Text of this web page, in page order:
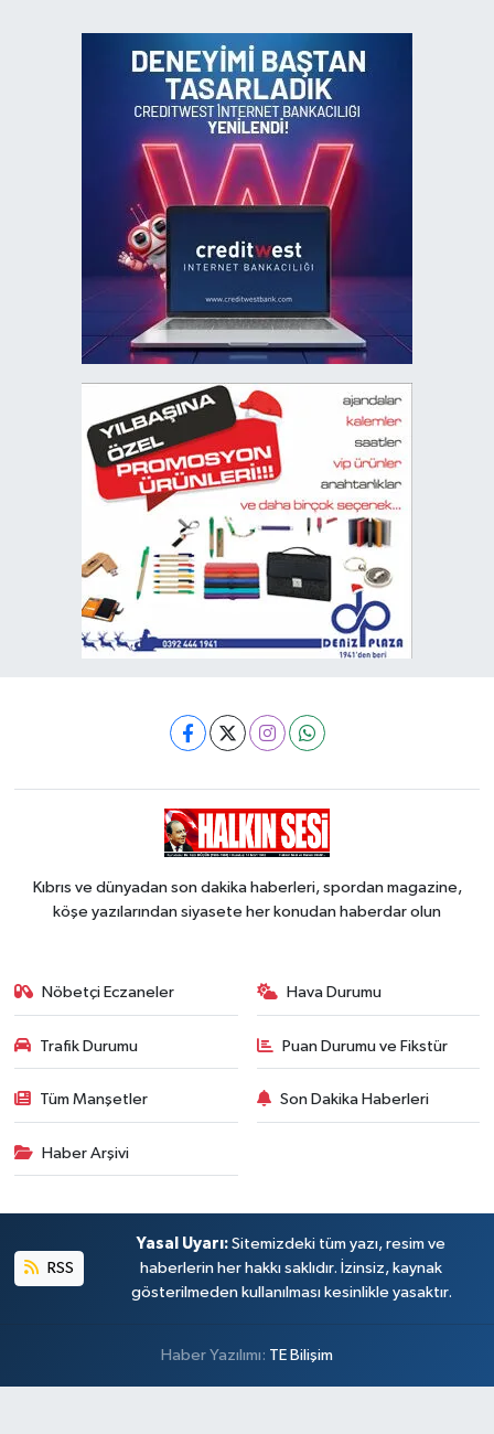
Kıbrıs ve dünyadan son dakika haberleri, spordan magazine,
köşe yazılarından siyasete her konudan haberdar olun
Nöbetçi Eczaneler Hava Durumu
Trafik Durumu Puan Durumu ve Fikstür
Tüm Manşetler Son Dakika Haberleri
Haber Arşivi
RSS
Yasal Uyarı: Sitemizdeki tüm yazı, resim ve
haberlerin her hakkı saklıdır. İzinsiz, kaynak
gösterilmeden kullanılması kesinlikle yasaktır.
Haber Yazılımı: TE Bilişim